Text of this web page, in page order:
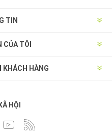
TIN
CỦA TÔI
KHÁCH HÀNG
HỘI